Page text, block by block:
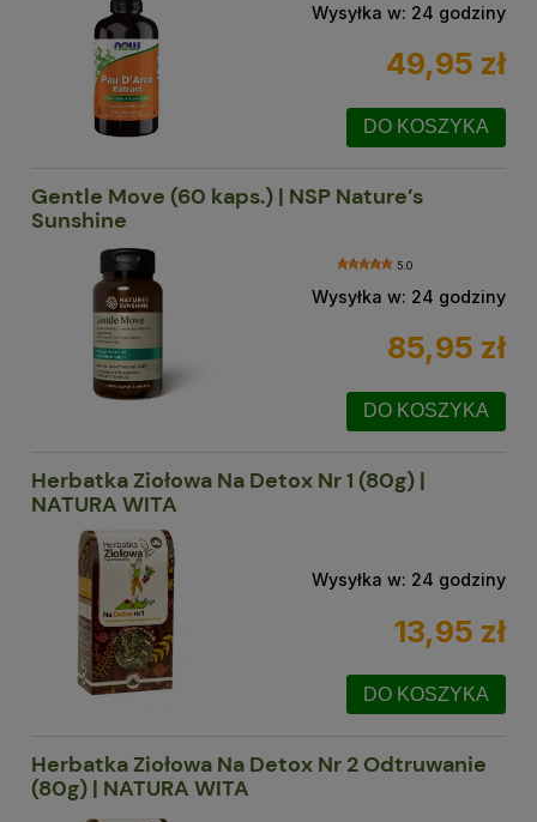
Wysyłka w: 24 godziny
49,95 zł
DO KOSZYKA
Gentle Move (60 kaps.) | NSP Nature’s
Sunshine
5.0
Wysyłka w: 24 godziny
85,95 zł
DO KOSZYKA
Herbatka Ziołowa Na Detox Nr 1 (80g) |
NATURA WITA
Wysyłka w: 24 godziny
13,95 zł
DO KOSZYKA
Herbatka Ziołowa Na Detox Nr 2 Odtruwanie
(80g) | NATURA WITA